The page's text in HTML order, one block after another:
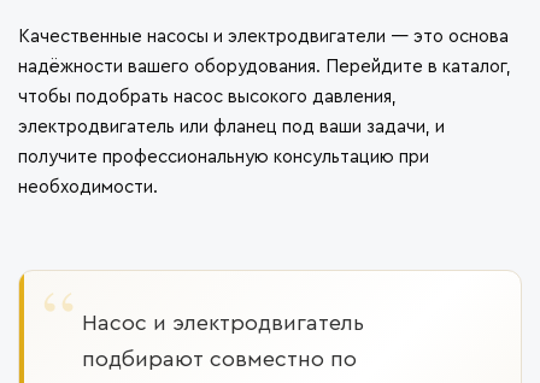
Качественные насосы и электродвигатели — это основа
надёжности вашего оборудования. Перейдите в каталог,
чтобы подобрать насос высокого давления,
электродвигатель или фланец под ваши задачи, и
получите профессиональную консультацию при
необходимости.
Насос и электродвигатель
подбирают совместно по